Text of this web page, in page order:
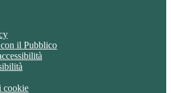
il Pubblico
cookie